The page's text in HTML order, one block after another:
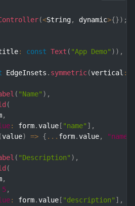
(<String, dynamic>{}) ;
: const Text ( "App Demo" ) ) ,
EdgeInsets . symmetric(vertical :
( "Name" ) ,
(
,
: form.value [ "name" ] ,
(value) => { ... form.value, "name"
( "Description" ) ,
(
,
5,
: form.value [ "description" ] ,